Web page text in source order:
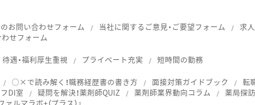
お問い合わせフォーム 当社に関するご意見・ご要望フォーム
求
せフォーム
待遇・福利厚生重視 プライベート充実 短時間の勤務
○×で読み解く！職務経歴書の書き方 面接対策ガイドブック 転
DI室 疑問を解決！薬剤師QUIZ 薬剤師業界動向コラム 薬局探訪